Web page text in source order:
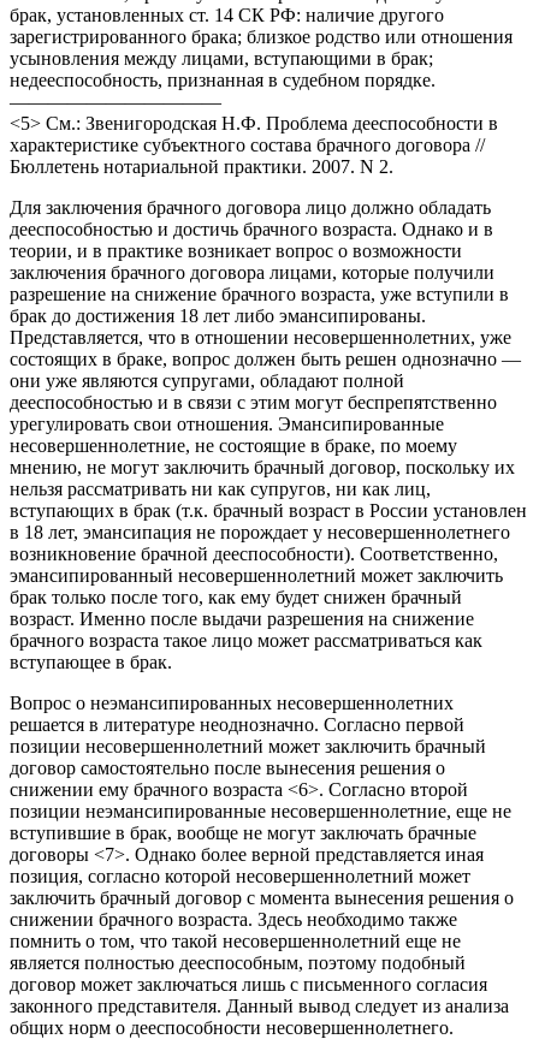
брак, установленных ст. 14 СК РФ: наличие другого
зарегистрированного брака; близкое родство или отношения
усыновления между лицами, вступающими в брак;
недееспособность, признанная в судебном порядке.
———————————
<5> См.: Звенигородская Н.Ф. Проблема дееспособности в
характеристике субъектного состава брачного договора //
Бюллетень нотариальной практики. 2007. N 2.
Для заключения брачного договора лицо должно обладать
дееспособностью и достичь брачного возраста. Однако и в
теории, и в практике возникает вопрос о возможности
заключения брачного договора лицами, которые получили
разрешение на снижение брачного возраста, уже вступили в
брак до достижения 18 лет либо эмансипированы.
Представляется, что в отношении несовершеннолетних, уже
состоящих в браке, вопрос должен быть решен однозначно —
они уже являются супругами, обладают полной
дееспособностью и в связи с этим могут беспрепятственно
урегулировать свои отношения. Эмансипированные
несовершеннолетние, не состоящие в браке, по моему
мнению, не могут заключить брачный договор, поскольку их
нельзя рассматривать ни как супругов, ни как лиц,
вступающих в брак (т.к. брачный возраст в России установлен
в 18 лет, эмансипация не порождает у несовершеннолетнего
возникновение брачной дееспособности). Соответственно,
эмансипированный несовершеннолетний может заключить
брак только после того, как ему будет снижен брачный
возраст. Именно после выдачи разрешения на снижение
брачного возраста такое лицо может рассматриваться как
вступающее в брак.
Вопрос о неэмансипированных несовершеннолетних
решается в литературе неоднозначно. Согласно первой
позиции несовершеннолетний может заключить брачный
договор самостоятельно после вынесения решения о
снижении ему брачного возраста <6>. Согласно второй
позиции неэмансипированные несовершеннолетние, еще не
вступившие в брак, вообще не могут заключать брачные
договоры <7>. Однако более верной представляется иная
позиция, согласно которой несовершеннолетний может
заключить брачный договор с момента вынесения решения о
снижении брачного возраста. Здесь необходимо также
помнить о том, что такой несовершеннолетний еще не
является полностью дееспособным, поэтому подобный
договор может заключаться лишь с письменного согласия
законного представителя. Данный вывод следует из анализа
общих норм о дееспособности несовершеннолетнего.